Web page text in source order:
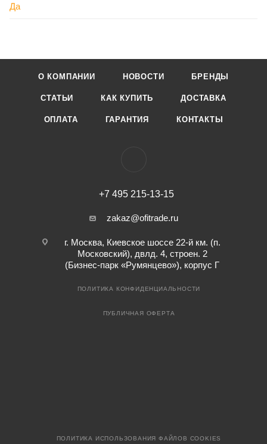
Да
О КОМПАНИИ НОВОСТИ БРЕНДЫ
СТАТЬИ КАК КУПИТЬ ДОСТАВКА
ОПЛАТА ГАРАНТИЯ КОНТАКТЫ
+7 495 215-13-15
zakaz@ofitrade.ru
г. Москва, Киевское шоссе 22-й км. (п.
Московский), двлд. 4, строен. 2
(Бизнес-парк «Румянцево»), корпус Г
ПОЛИТИКА КОНФИДЕНЦИАЛЬНОСТИ
ПУБЛИЧНАЯ ОФЕРТА
ПОЛИТИКА ИСПОЛЬЗОВАНИЯ ФАЙЛОВ COOKIES